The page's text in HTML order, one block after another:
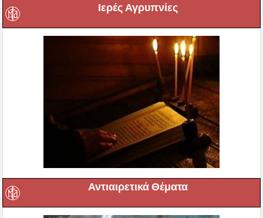
Ιερές Αγρυπνίες
Αντιαιρετικά Θέματα